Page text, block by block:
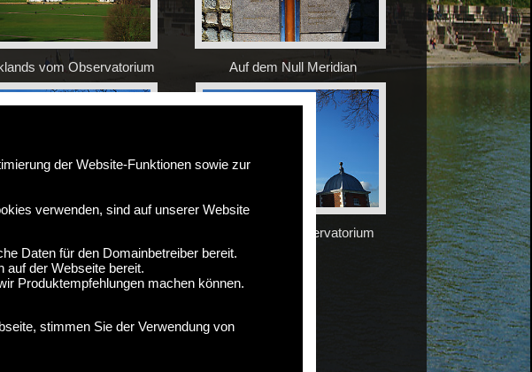
vom Observatorium Auf dem Null Meridian
Zeitkugel auf Observatorium
der Website-Funktionen sowie zur
verwenden, sind auf unserer Website
Daten für den Domainbetreiber bereit.
auf der Webseite bereit.
Produktempfehlungen machen können.
stimmen Sie der Verwendung von